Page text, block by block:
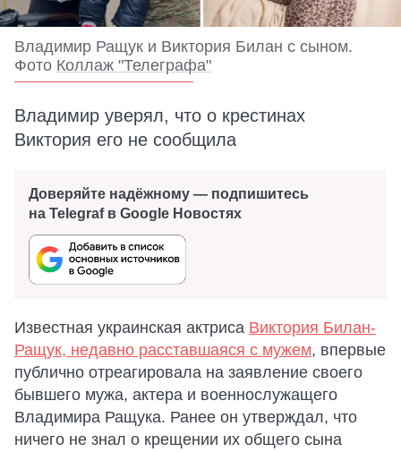
Владимир Ращук и Виктория Билан с сыном.
Фото Коллаж "Телеграфа"
Владимир уверял, что о крестинах
Виктория его не сообщила
Доверяйте надёжному — подпишитесь
на Telegraf в Google Новостях
Известная украинская актриса Виктория Билан-
Ращук, недавно расставшаяся с мужем, впервые
публично отреагировала на заявление своего
бывшего мужа, актера и военнослужащего
Владимира Ращука. Ранее он утверждал, что
ничего не знал о крещении их общего сына